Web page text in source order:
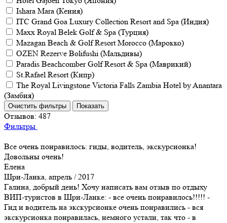
Ishara Mara (Кения)
ITC Grand Goa Luxury Collection Resort and Spa (Индия)
Maxx Royal Belek Golf & Spa (Турция)
Mazagan Beach & Golf Resort Morocco (Марокко)
OZEN Rezerve Bolifushi (Мальдивы)
Paradis Beachcomber Golf Resort & Spa (Маврикий)
St.Rafael Resort (Кипр)
The Royal Livingstone Victoria Falls Zambia Hotel by Anantara
(Замбия)
Отзывов: 487
Фильтры
Все очень понравилось: гиды, водитель, экскурсионка!
Довольны очень!
Елена
Шри-Ланка, апрель / 2017
Галина, добрый день! Хочу написать вам отзыв по отдыху
ВИП-туристов в Шри-Ланке: - все очень понравилось!!!!! -
Гид и водитель на экскурсионке очень понравились - вся
экскурсионка понравилась, немного устали, так что - в